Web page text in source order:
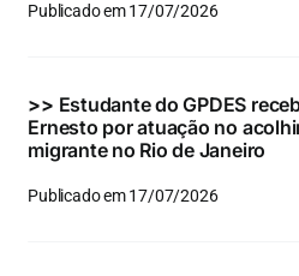
Publicado em 17/07/2026
>> Estudante do GPDES
Ernesto por atuação no
migrante no Rio de Janeiro
Publicado em 17/07/2026